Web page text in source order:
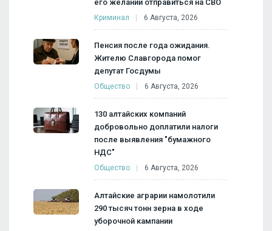
его желании отправиться на СВО
Криминал 6 Августа, 2026
Пенсия после года ожидания.
Жителю Славгорода помог
депутат Госдумы
Общество 6 Августа, 2026
130 алтайских компаний
добровольно доплатили налоги
после выявления "бумажного
НДС"
Общество 6 Августа, 2026
Алтайские аграрии намолотили
290 тысяч тонн зерна в ходе
уборочной кампании